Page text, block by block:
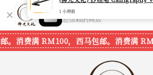
Shopping: 追踪您的订单
您信赖的商店
消费满 RM100，西马包邮。消费满